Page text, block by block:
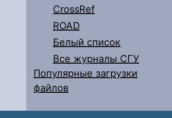
CrossRef
ROAD
Белый список
Все журналы СГУ
Популярные загрузки
файлов